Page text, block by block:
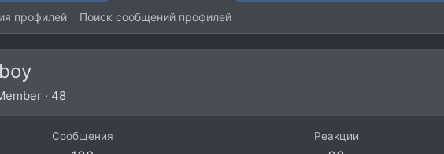
профилей Поиск сообщений профилей
· 48
Сообщения Реакции